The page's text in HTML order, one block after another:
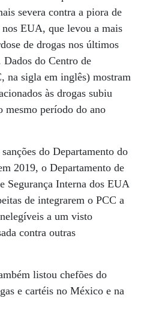
severa contra a piora de
nos EUA, que levou a mais
de drogas nos últimos
Dados do Centro de
na sigla em inglês) mostram
às drogas subiu
mesmo período do ano
do Departamento do
2019, o Departamento de
Segurança Interna dos EUA
de integrarem o PCC a
a um visto
contra outras
listou chefões do
e cartéis no México e na